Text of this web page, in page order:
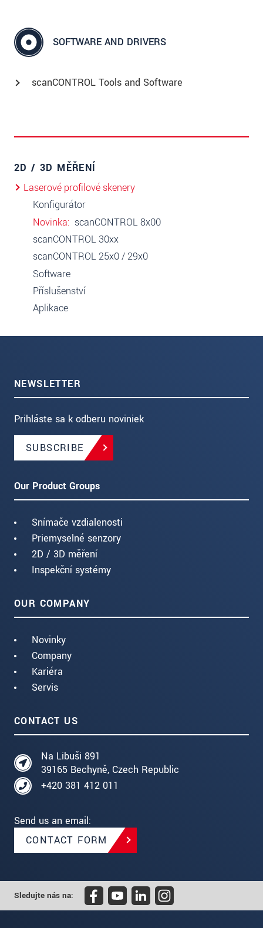
SOFTWARE AND DRIVERS
scanCONTROL Tools and Software
2D / 3D MĚŘENÍ
Laserové profilové skenery
Konfigurátor
Novinka
scanCONTROL 8x00
scanCONTROL 30xx
scanCONTROL 25x0 / 29x0
Software
Příslušenství
Aplikace
NEWSLETTER
Prihláste sa k odberu noviniek
SUBSCRIBE
Our Product Groups
Snímače vzdialenosti
Priemyselné senzory
2D / 3D měření
Inspekční systémy
OUR COMPANY
Novinky
Company
Kariéra
Servis
CONTACT US
Na Libuši 891
39165 Bechyně, Czech Republic
+420 381 412 011
Send us an email:
CONTACT FORM
Sledujte nás na: